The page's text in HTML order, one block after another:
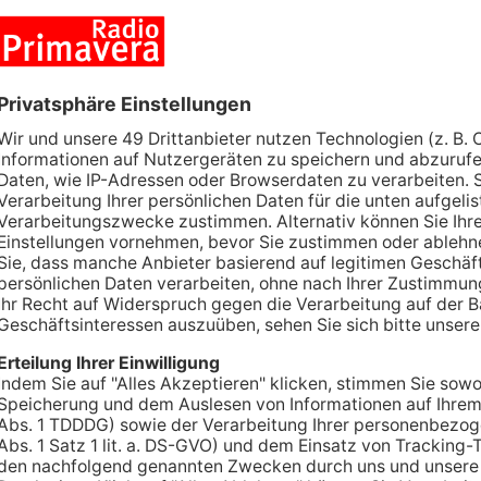
an? Das konnten Interessierte beim
in Großostheim erleben. Dabei wurden 13 Stationen
wie der VdK und der Alzheimer Gesellschaft
von Demenzerkrankten
es Stationen wie Kochen, Backen und Einkaufen.